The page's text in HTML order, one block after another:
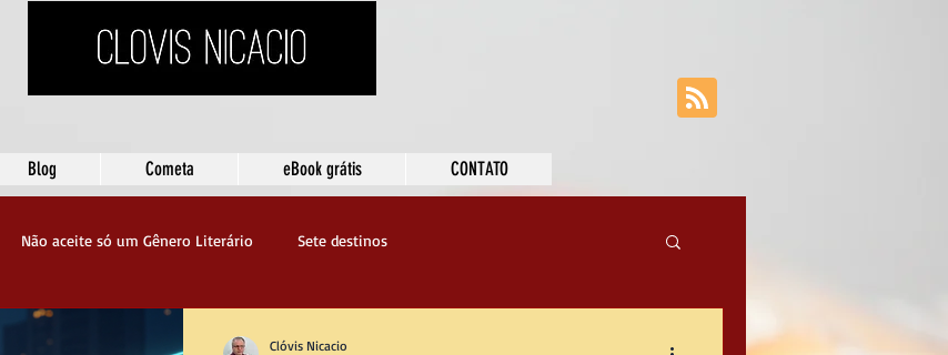
Blog Cometa eBook grátis CONTATO
Não aceite só um Gênero Literário Sete destinos
Clóvis Nicacio